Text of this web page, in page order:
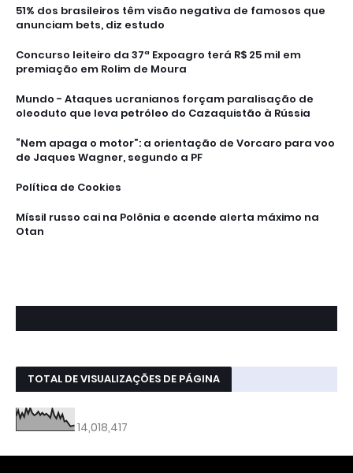
51% dos brasileiros têm visão negativa de famosos que
anunciam bets, diz estudo
Concurso leiteiro da 37ª Expoagro terá R$ 25 mil em
premiação em Rolim de Moura
Mundo - Ataques ucranianos forçam paralisação de
oleoduto que leva petróleo do Cazaquistão à Rússia
“Nem apaga o motor”: a orientação de Vorcaro para voo
de Jaques Wagner, segundo a PF
Política de Cookies
Míssil russo cai na Polônia e acende alerta máximo na
Otan
TOTAL DE VISUALIZAÇÕES DE PÁGINA
14,018,417